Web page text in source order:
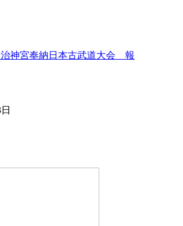
神宮奉納日本古武道大会 報